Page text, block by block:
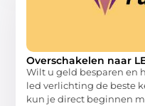
Overschakelen naar
Wilt u geld besparen en
led verlichting de beste
kun je direct beginnen